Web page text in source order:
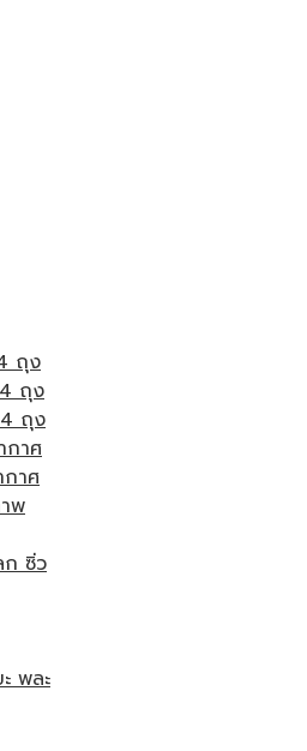
ถุง
ถุง
ถุง
าศ
าศ
พ
ซิ่ว
พละ